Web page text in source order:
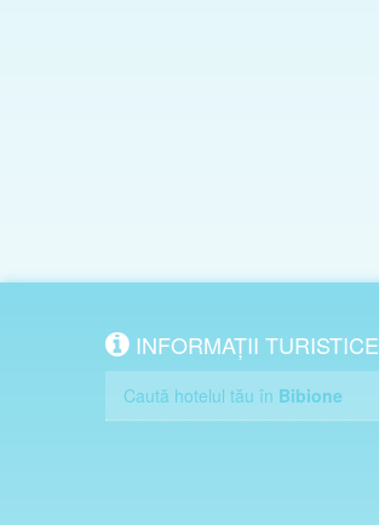
INFORMAȚII TURISTICE
Caută hotelul tău în Bibione